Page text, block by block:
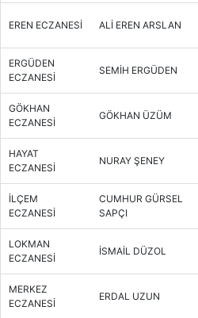
EREN ECZANESİ ALİ EREN ARSLAN
ERGÜDEN
ECZANESİ
SEMİH ERGÜDEN
GÖKHAN
ECZANESİ
GÖKHAN ÜZÜM
HAYAT
ECZANESİ
NURAY ŞENEY
İLÇEM
ECZANESİ
CUMHUR GÜRSEL
SAPÇI
LOKMAN
ECZANESİ
İSMAİL DÜZOL
MERKEZ
ECZANESİ
ERDAL UZUN